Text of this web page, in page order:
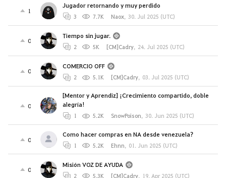
1
Jugador retornando y muy perdido
3 7.7K Naox, 30. Jul 2025 (UTC)
0
Tiempo sin jugar.
2 5K [CM]Cadry, 24. Jul 2025 (UTC)
0
COMERCIO OFF
2 5.1K [CM]Cadry, 03. Jul 2025 (UTC)
0
[Mentor y Aprendiz] ¡Crecimiento compartido, doble
alegría!
1 5.2K SnowPoison, 30. Jun 2025 (UTC)
0
Como hacer compras en NA desde venezuela?
1 5.2K Ehnn, 01. Jun 2025 (UTC)
0
Misión VOZ DE AYUDA
2 5.3K [CM]Cadry, 19. Apr 2025 (UTC)